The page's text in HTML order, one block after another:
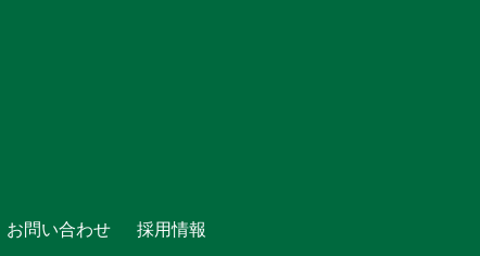
お問い合わせ 採用情報